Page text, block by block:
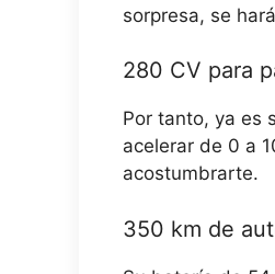
sorpresa, se
280 CV para
Por tanto, ya es
acelerar de 0 a
acostumbrarte.
350 km de